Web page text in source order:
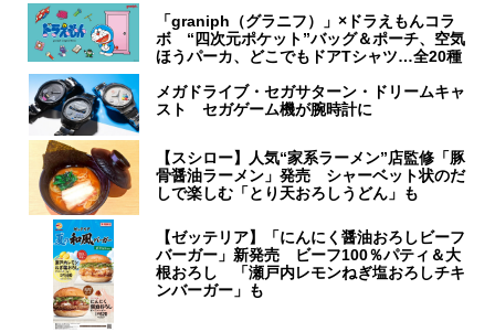
「graniph（グラニフ）」×ドラえもんコラ
ボ “四次元ポケット”バッグ＆ポーチ、空気
ほうパーカ、どこでもドアTシャツ…全20種
メガドライブ・セガサターン・ドリームキャ
スト セガゲーム機が腕時計に
【スシロー】人気“家系ラーメン”店監修「豚
骨醤油ラーメン」発売 シャーベット状のだ
しで楽しむ「とり天おろしうどん」も
【ゼッテリア】「にんにく醤油おろしビーフ
バーガー」新発売 ビーフ100％パティ＆大
根おろし 「瀬戸内レモンねぎ塩おろしチキ
ンバーガー」も